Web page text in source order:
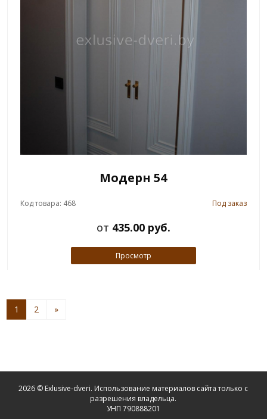
Модерн 54
Код товара: 468 Под заказ
от 435.00 руб.
Просмотр
1 2 »
2026 © Exlusive-dveri. Использование материалов сайта только с
разрешения владельца.
УНП 790888201